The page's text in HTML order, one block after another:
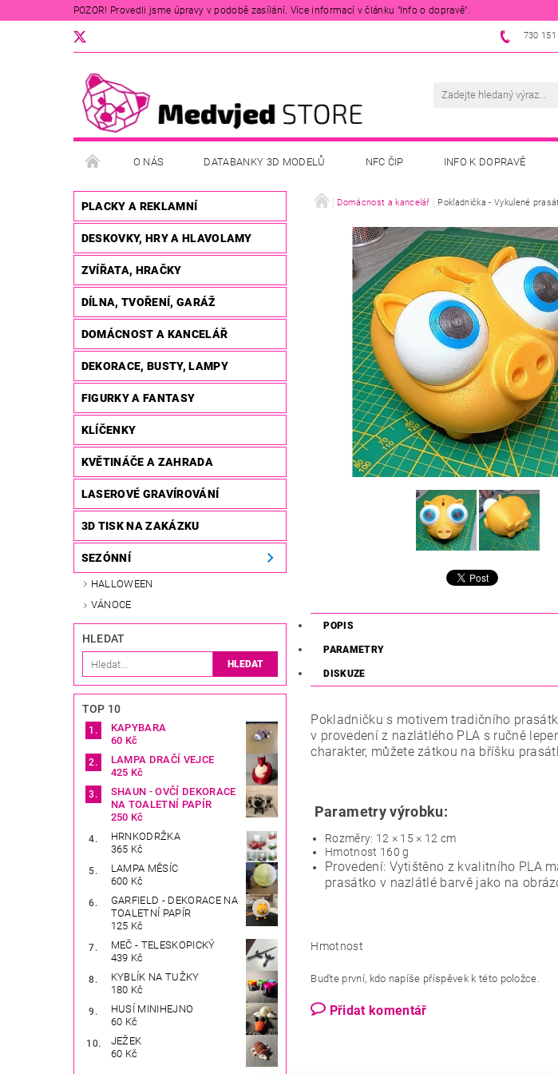
POZOR! Provedli jsme úpravy v podobě zasílání. Více informací v článku "Info o dopravě".
730
O NÁS DATABANKY 3D MODELŮ NFC ČIP INFO K DOPRAVĚ
PLACKY A REKLAMNÍ
DESKOVKY, HRY A HLAVOLAMY
ZVÍŘATA, HRAČKY
DÍLNA, TVOŘENÍ, GARÁŽ
DOMÁCNOST A KANCELÁŘ
DEKORACE, BUSTY, LAMPY
FIGURKY A FANTASY
KLÍČENKY
KVĚTINÁČE A ZAHRADA
LASEROVÉ GRAVÍROVÁNÍ
3D TISK NA ZAKÁZKU
SEZÓNNÍ
HALLOWEEN
VÁNOCE
HLEDAT
TOP 10
KAPYBARA
60 Kč
LAMPA DRAČÍ VEJCE
425 Kč
SHAUN - OVČÍ DEKORACE
NA TOALETNÍ PAPÍR
250 Kč
HRNKODRŽKA
365 Kč
LAMPA MĚSÍC
600 Kč
GARFIELD - DEKORACE NA
TOALETNÍ PAPÍR
125 Kč
MEČ - TELESKOPICKÝ
439 Kč
KYBLÍK NA TUŽKY
180 Kč
HUSÍ MINIHEJNO
60 Kč
JEŽEK
60 Kč
Domácnost a kancelář Pokladnička - Vykulené
POPIS
PARAMETRY
DISKUZE
Pokladničku s motivem tradičního
v provedení z nazlátlého PLA s ručně
charakter, můžete zátkou na bříšku
Parametry výrobku:
Rozměry: 12 × 15 × 12 cm
Hmotnost 160 g
Provedení: Vytištěno z kvalitního PLA
prasátko v nazlátlé barvě jako na
Hmotnost
Buďte první, kdo napíše příspěvek k této položce.
Přidat komentář